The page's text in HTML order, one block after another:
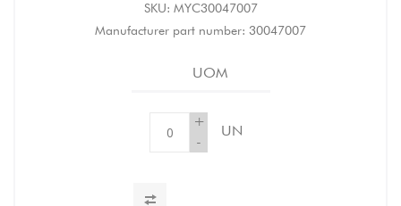
SKU: MYC30047007
Manufacturer part number: 30047007
UOM
+
-
UN